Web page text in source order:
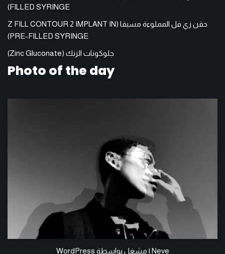
FILLED SYRINGE)
حقن زي فل المملوءة مسبقا (Z FILL CONTOUR 2 IMPLANT IN
PRE-FILLED SYRINGE)
جلوكونات الزنك (Zinc Gluconate)
Photo of the day
Neve | مشغل بواسطة WordPress